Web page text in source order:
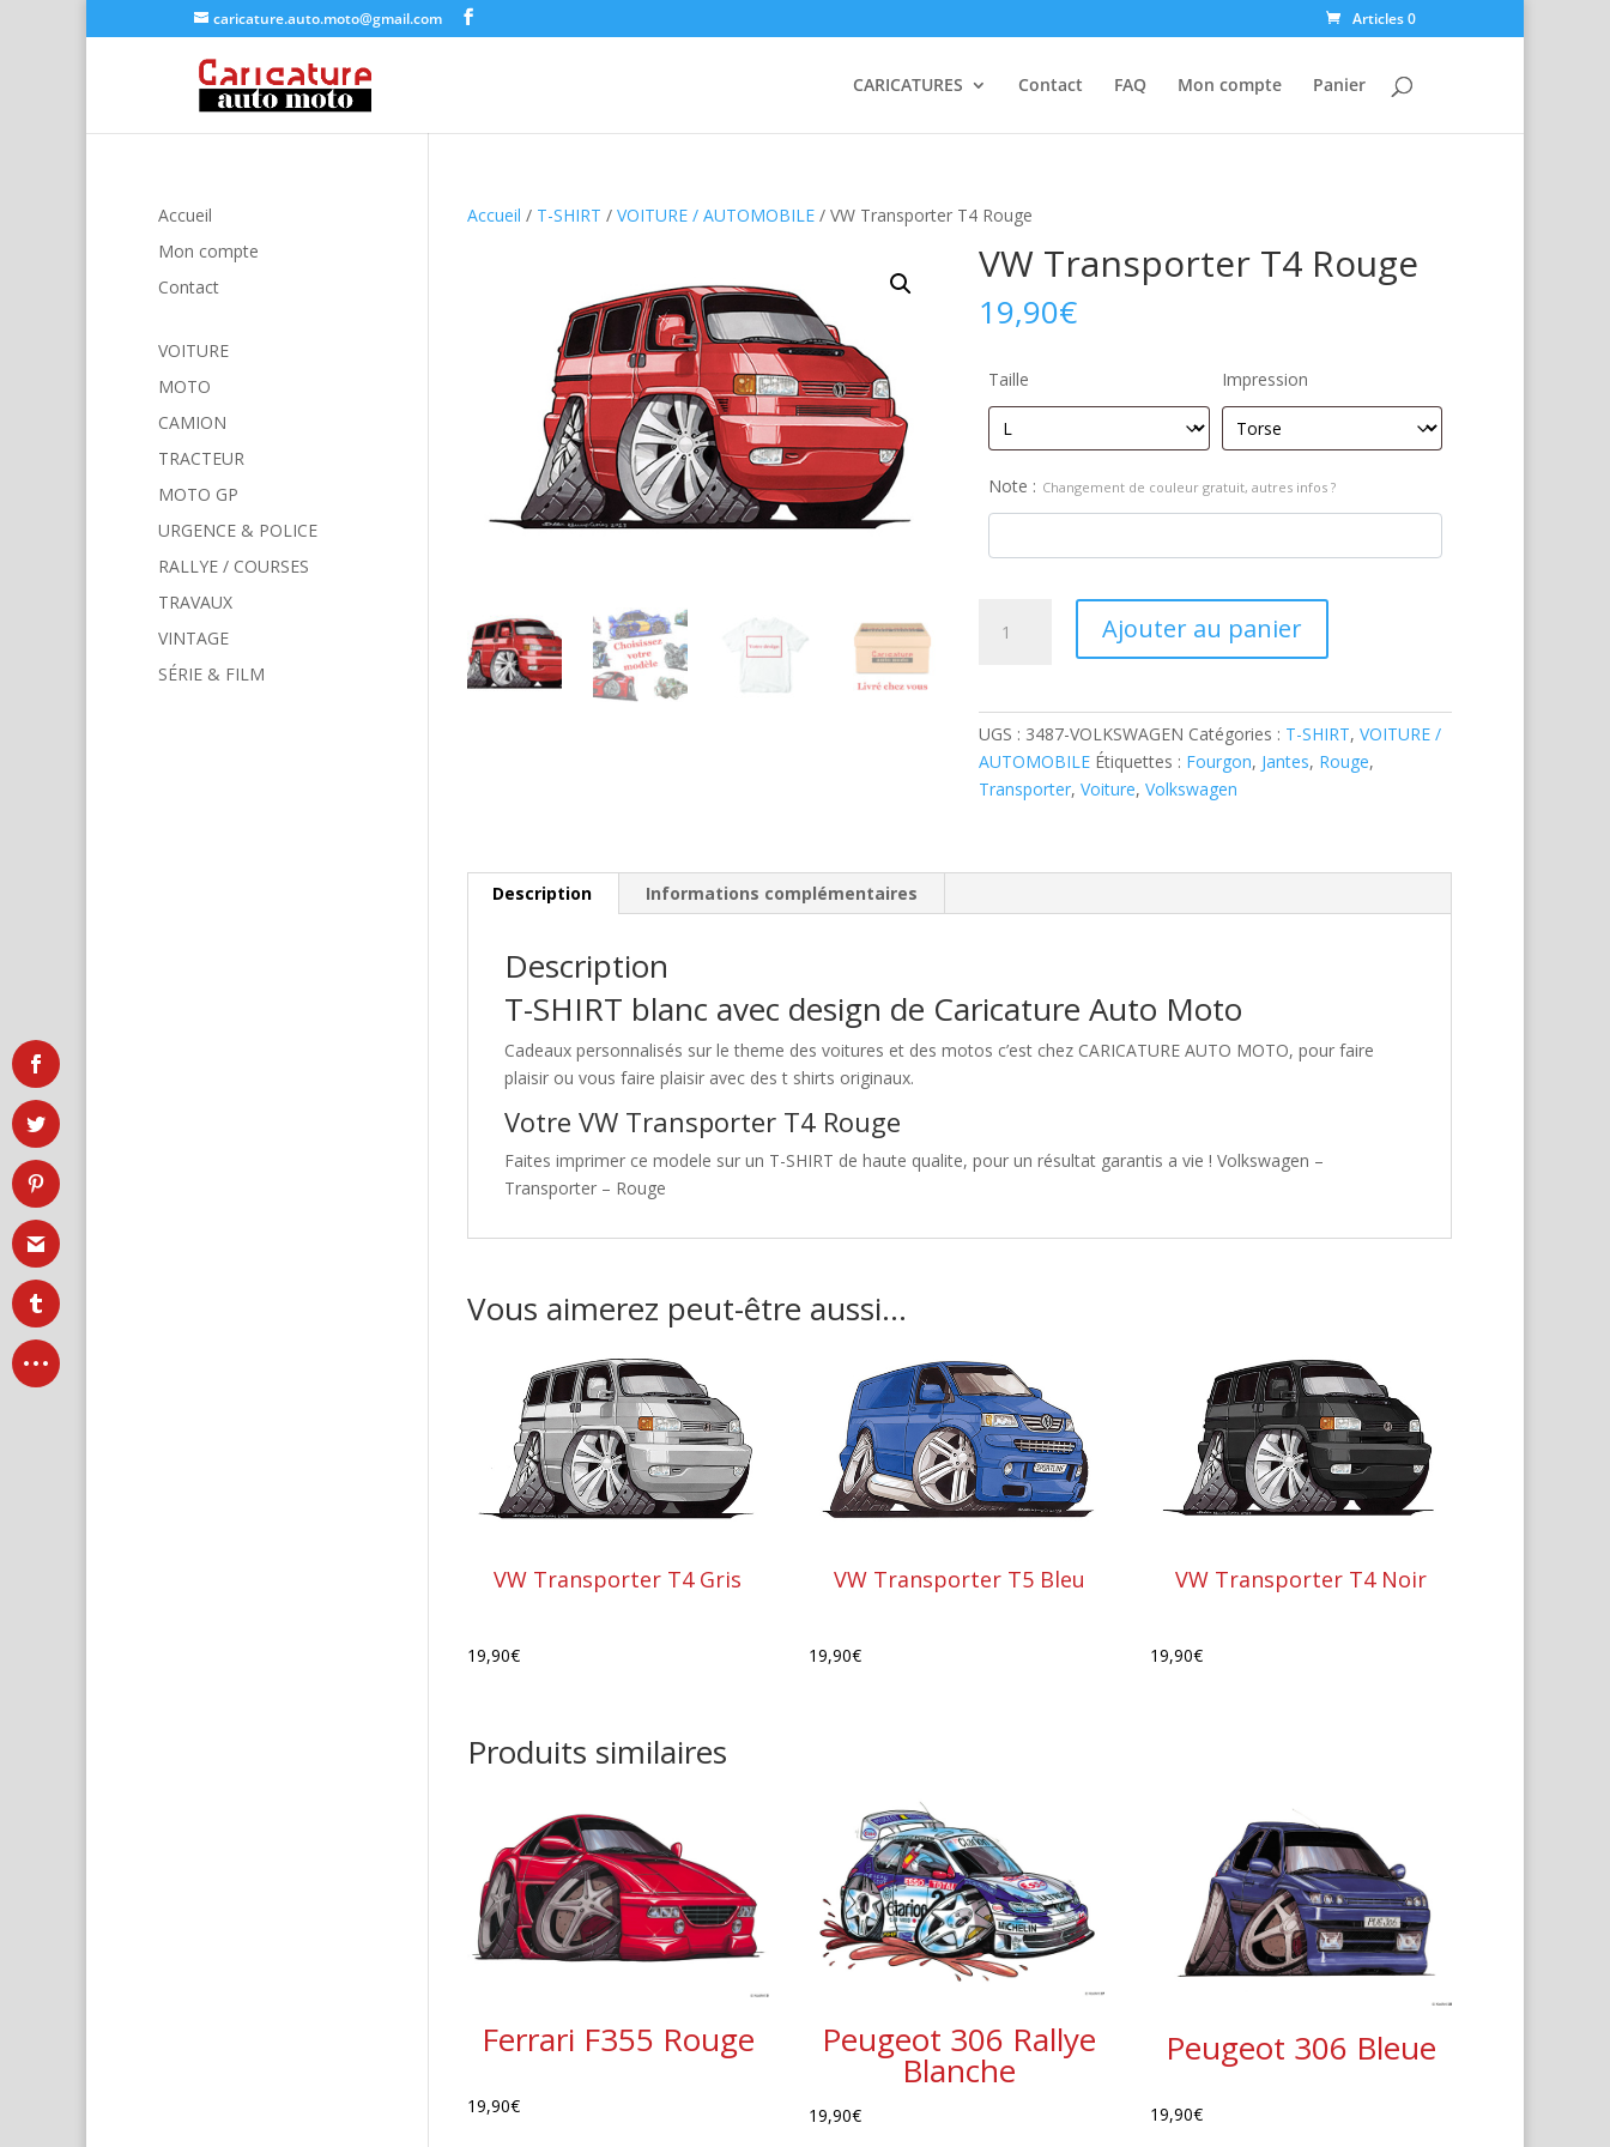
caricature.auto.moto@gmail.com Articles 0
CARICATURES Contact FAQ Mon compte Panier
Accueil / T-SHIRT / VOITURE / AUTOMOBILE/ VW Transporter T4 Rouge
VW Transporter T4 Rouge
19,90€
Taille Impression
Note : Changement de couleur gratuit, autres infos ?
Ajouter au panier
UGS : 3487-VOLKSWAGEN Catégories : T-SHIRT,VOITURE /
AUTOMOBILE Étiquettes : Fourgon, Jantes, Rouge,
Transporter,Voiture,Volkswagen
Description Informations complémentaires
Description
T-SHIRT blanc avec design de Caricature Auto Moto
Cadeaux personnalisés sur le theme des voitures et des motos c’est chez CARICATURE AUTO MOTO, pour faire
plaisir ou vous faire plaisir avec des t shirts originaux.
Votre VW Transporter T4 Rouge
Faites imprimer ce modele sur un T-SHIRT de haute qualite, pour un résultat garantis a vie ! Volkswagen –
Transporter – Rouge
Vous aimerez peut-être aussi…
VW Transporter T4 Gris
19,90€
VW Transporter T5 Bleu
19,90€
VW Transporter T4 Noir
19,90€
Produits similaires
Ferrari F355 Rouge
19,90€
Peugeot 306 Rallye
Blanche
19,90€
Peugeot 306 Bleue
19,90€
Accueil
Mon compte
Contact
VOITURE
MOTO
CAMION
TRACTEUR
MOTO GP
URGENCE & POLICE
RALLYE / COURSES
TRAVAUX
VINTAGE
SÉRIE & FILM